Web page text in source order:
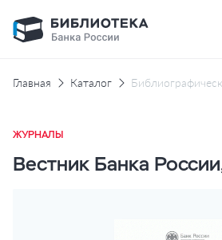
Главная Каталог
ЖУРНАЛЫ
Вестник Банка